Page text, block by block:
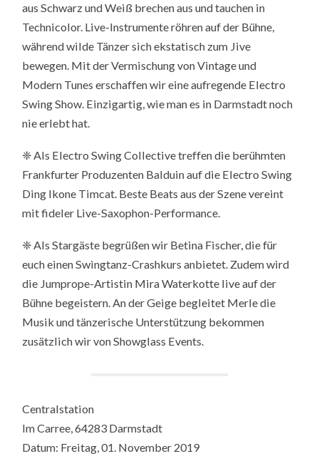
aus Schwarz und Weiß brechen aus und tauchen in
Technicolor. Live-Instrumente röhren auf der Bühne,
während wilde Tänzer sich ekstatisch zum Jive
bewegen. Mit der Vermischung von Vintage und
Modern Tunes erschaffen wir eine aufregende Electro
Swing Show. Einzigartig, wie man es in Darmstadt noch
nie erlebt hat.
❈ Als Electro Swing Collective treffen die berühmten
Frankfurter Produzenten Balduin auf die Electro Swing
Ding Ikone Timcat. Beste Beats aus der Szene vereint
mit fideler Live-Saxophon-Performance.
❈ Als Stargäste begrüßen wir Betina Fischer, die für
euch einen Swingtanz-Crashkurs anbietet. Zudem wird
die Jumprope-Artistin Mira Waterkotte live auf der
Bühne begeistern. An der Geige begleitet Merle die
Musik und tänzerische Unterstützung bekommen
zusätzlich wir von Showglass Events.
Centralstation
Im Carree, 64283 Darmstadt
Datum: Freitag, 01. November 2019